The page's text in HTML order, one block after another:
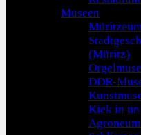
Museen
(Müritz)
DDR-
Kiek in